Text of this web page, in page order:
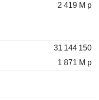
2 419 M p
31 144 150
1 871 M p